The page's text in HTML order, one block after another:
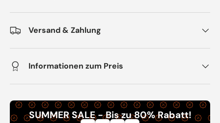
Versand & Zahlung
Informationen zum Preis
SUMMER SALE - Bis zu 80% Rabatt!